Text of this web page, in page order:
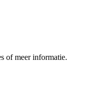
of meer informatie.